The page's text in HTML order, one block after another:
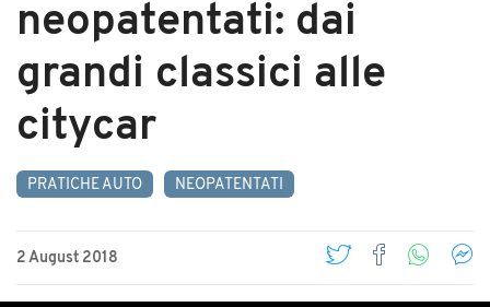
neopatentati: dai
grandi classici alle
citycar
PRATICHE AUTO NEOPATENTATI
2 August 2018